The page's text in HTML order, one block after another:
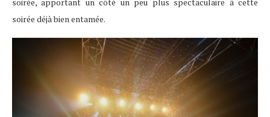
soirée déjà bien entamée.